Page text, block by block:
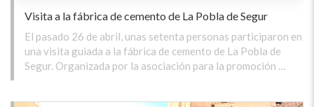
Visita a la fábrica de cemento de La Pobla de Segur
El pasado 26 de abril, unas setenta personas participaron en
una visita guiada a la fábrica de cemento de La Pobla de
Segur. Organizada por la asociación para la promoción …